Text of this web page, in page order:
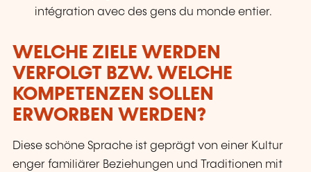
intégration avec des gens du monde entier.
WELCHE ZIELE WERDEN
VERFOLGT BZW. WELCHE
KOMPETENZEN SOLLEN
ERWORBEN WERDEN?
Diese schöne Sprache ist geprägt von einer Kultur
enger familiärer Beziehungen und Traditionen mit